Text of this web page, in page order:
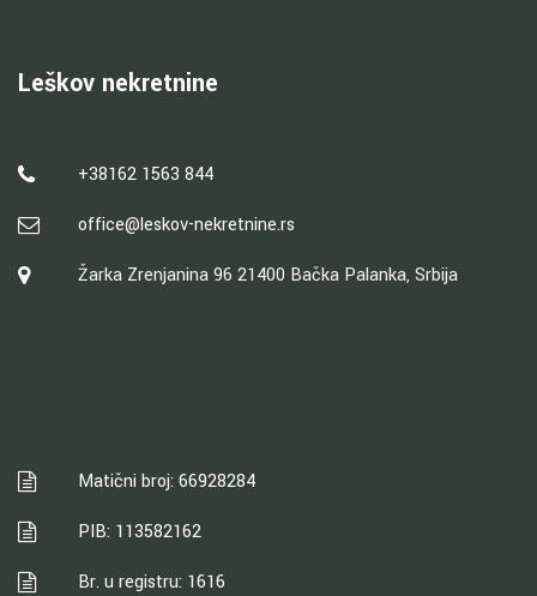
Leškov nekretnine
+38162 1563 844
office@leskov-nekretnine.rs
Žarka Zrenjanina 96 21400 Bačka Palanka, Srbija
Matični broj: 66928284
PIB: 113582162
Br. u registru: 1616